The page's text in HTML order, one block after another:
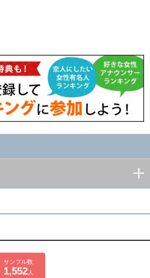
サンプル数
1,552人